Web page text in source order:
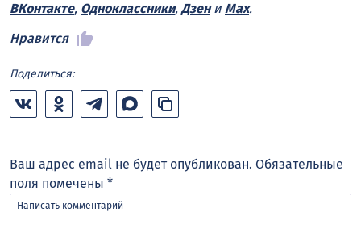
ВКонтакте, Одноклассники, Дзени Max.
Нравится
Поделиться:
Ваш адрес email не будет опубликован. Обязательные
поля помечены *